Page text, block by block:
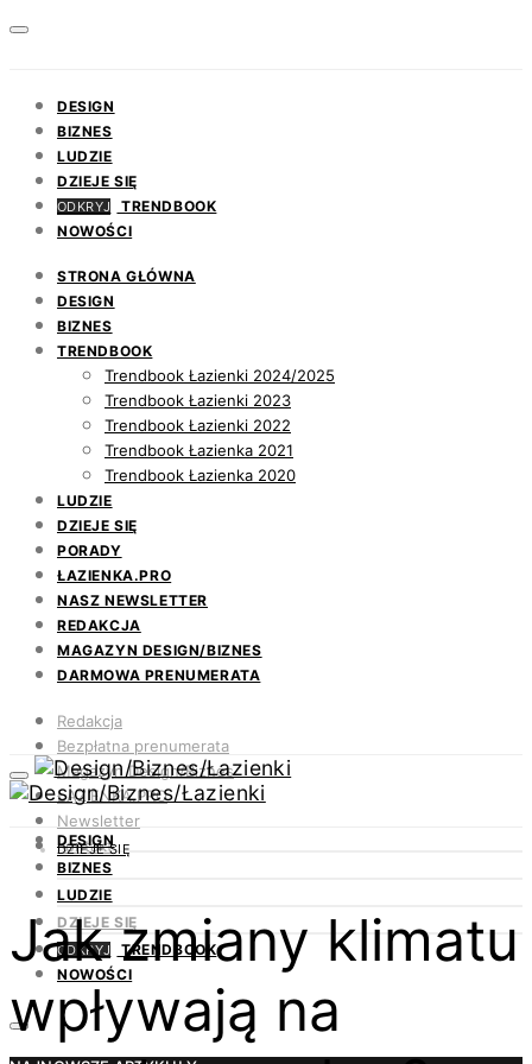
DESIGN
BIZNES
LUDZIE
DZIEJE SIĘ
ODKRYJ
TRENDBOOK
NOWOŚCI
STRONA GŁÓWNA
DESIGN
BIZNES
TRENDBOOK
Trendbook Łazienki 2024/2025
Trendbook Łazienki 2023
Trendbook Łazienki 2022
Trendbook Łazienka 2021
Trendbook Łazienka 2020
LUDZIE
DZIEJE SIĘ
PORADY
ŁAZIENKA.PRO
NASZ NEWSLETTER
REDAKCJA
MAGAZYN DESIGN/BIZNES
DARMOWA PRENUMERATA
Redakcja
Bezpłatna prenumerata
Magazyn Design/Biznes
ŁAZIENKA.PRO
Newsletter
Kontakt
DESIGN
BIZNES
LUDZIE
DZIEJE SIĘ
ODKRYJ
TRENDBOOK
NOWOŚCI
DZIEJE SIĘ
Jak zmiany klimatu
wpływają na